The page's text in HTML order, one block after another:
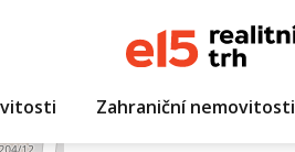
Zahraniční nemovitosti